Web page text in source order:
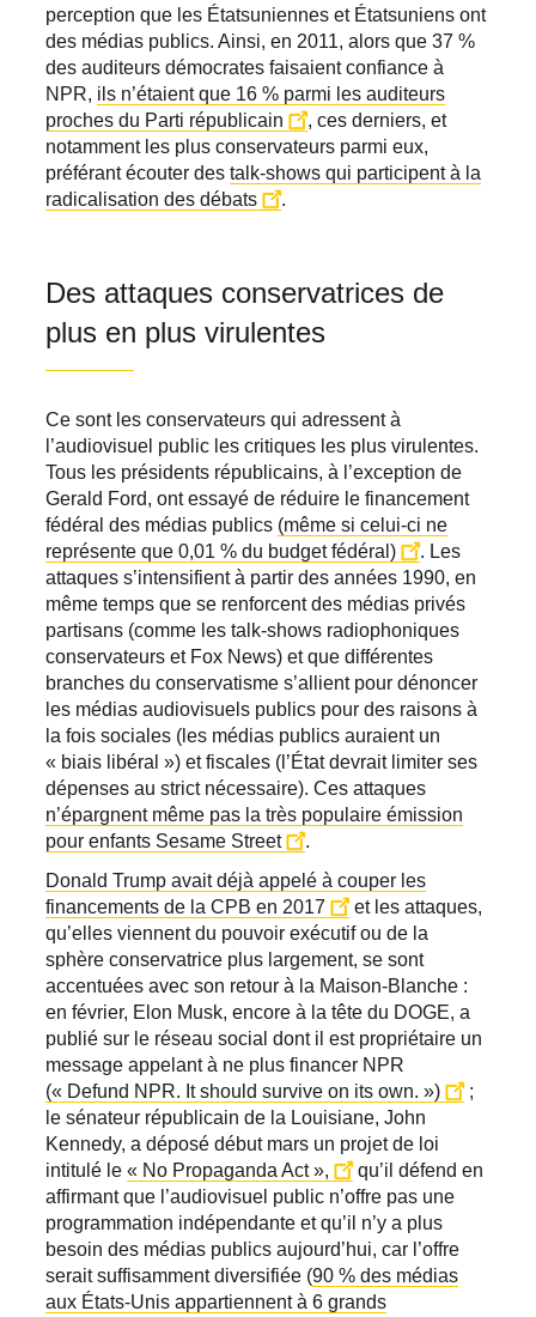
perception que les Étatsuniennes et Étatsuniens ont
des médias publics. Ainsi, en 2011, alors que 37 %
des auditeurs démocrates faisaient confiance à
NPR, ils n’étaient que 16 % parmi les auditeurs
proches du Parti républicain
, ces derniers, et
notamment les plus conservateurs parmi eux,
préférant écouter des talk-shows qui participent à la
radicalisation des débats
.
Des attaques conservatrices de
plus en plus virulentes
Ce sont les conservateurs qui adressent à
l’audiovisuel public les critiques les plus virulentes.
Tous les présidents républicains, à l’exception de
Gerald Ford, ont essayé de réduire le financement
fédéral des médias publics (même si celui-ci ne
représente que 0,01 % du budget fédéral)
. Les
attaques s’intensifient à partir des années 1990, en
même temps que se renforcent des médias privés
partisans (comme les talk-shows radiophoniques
conservateurs et Fox News) et que différentes
branches du conservatisme s’allient pour dénoncer
les médias audiovisuels publics pour des raisons à
la fois sociales (les médias publics auraient un
« biais libéral ») et fiscales (l’État devrait limiter ses
dépenses au strict nécessaire). Ces attaques
n’épargnent même pas la très populaire émission
pour enfants Sesame Street
.
Donald Trump avait déjà appelé à couper les
financements de la CPB en 2017
et les attaques,
qu’elles viennent du pouvoir exécutif ou de la
sphère conservatrice plus largement, se sont
accentuées avec son retour à la Maison-Blanche :
en février, Elon Musk, encore à la tête du DOGE, a
publié sur le réseau social dont il est propriétaire un
message appelant à ne plus financer NPR
(« Defund NPR. It should survive on its own. »)
;
le sénateur républicain de la Louisiane, John
Kennedy, a déposé début mars un projet de loi
intitulé le « No Propaganda Act »,
qu’il défend en
affirmant que l’audiovisuel public n’offre pas une
programmation indépendante et qu’il n’y a plus
besoin des médias publics aujourd’hui, car l’offre
serait suffisamment diversifiée (90 % des médias
aux États-Unis appartiennent à 6 grands